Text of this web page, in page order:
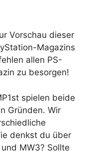
Vorschau dieser
Magazins
allen PS-
zu besorgen!
spielen beide
Gründen. Wir
denkst du über
MW3? Sollte